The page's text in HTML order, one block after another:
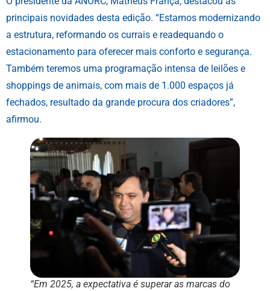
principais novidades desta edição. “Estamos modernizando
a estrutura, reformando os currais e readequando o
estacionamento para oferecer mais conforto e segurança.
Também teremos uma programação intensa de leilões e
shoppings de animais, com mais de 1.000 espaços já
fechados, resultado da grande procura dos criadores”,
afirmou.
“Em 2025, a expectativa é superar as marcas do